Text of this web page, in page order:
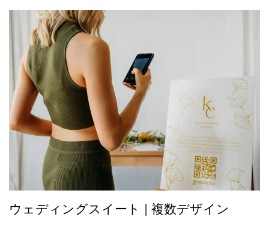
ウェディングスイート | 複数デザイン